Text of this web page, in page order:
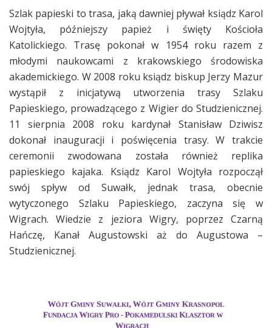
Szlak papieski to trasa, jaką dawniej pływał ksiądz Karol
Wojtyła, późniejszy papież i święty Kościoła
Katolickiego. Trasę pokonał w 1954 roku razem z
młodymi naukowcami z krakowskiego środowiska
akademickiego. W 2008 roku ksiądz biskup Jerzy Mazur
wystąpił z inicjatywą utworzenia trasy Szlaku
Papieskiego, prowadzącego z Wigier do Studzienicznej.
11 sierpnia 2008 roku kardynał Stanisław Dziwisz
dokonał inauguracji i poświęcenia trasy. W trakcie
ceremonii zwodowana została również replika
papieskiego kajaka. Ksiądz Karol Wojtyła rozpoczął
swój spływ od Suwałk, jednak trasa, obecnie
wytyczonego Szlaku Papieskiego, zaczyna się w
Wigrach. Wiedzie z jeziora Wigry, poprzez Czarną
Hańczę, Kanał Augustowski aż do Augustowa –
Studzienicznej.